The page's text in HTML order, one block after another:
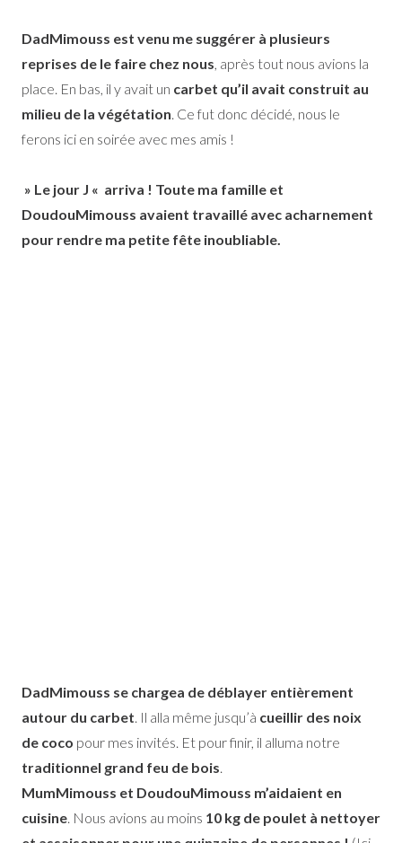
DadMimouss est venu me suggérer à plusieurs
reprises de le faire chez nous, après tout nous avions la
place. En bas, il y avait un carbet qu’il avait construit au
milieu de la végétation. Ce fut donc décidé, nous le
ferons ici en soirée avec mes amis !
» Le jour J « arriva ! Toute ma famille et
DoudouMimouss avaient travaillé avec acharnement
pour rendre ma petite fête inoubliable.
DadMimouss se chargea de déblayer entièrement
autour du carbet. Il alla même jusqu’à cueillir des noix
de coco pour mes invités. Et pour finir, il alluma notre
traditionnel grand feu de bois.
MumMimouss et DoudouMimouss m’aidaient en
cuisine. Nous avions au moins 10 kg de poulet à nettoyer